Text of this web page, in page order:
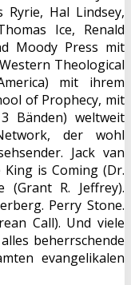
Ryrie, Hal Lindsey,
Ice, Renald
Moody Press mit
Theological
mit ihrem
of Prophecy, mit
Bänden) weltweit
der wohl
Jack van
King is Coming (Dr.
(Grant R. Jeffrey).
Perry Stone.
Call). Und viele
beherrschende
evangelikalen